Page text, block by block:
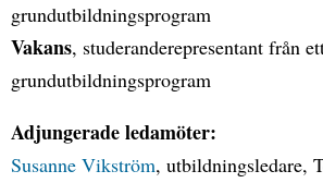
grundutbildningsprogram
Vakans, studeranderepresentant från
grundutbildningsprogram
Adjungerade ledamöter:
Susanne Vikström, utbildningsledare,